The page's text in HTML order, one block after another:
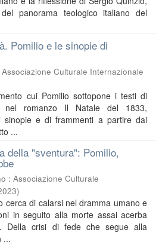
panorama teologico italiano del
Pomilio e le sinopie di
Culturale Internazionale
cui Pomilio sottopone i testi di
nel romanzo Il Natale del 1833,
sinopie e di frammenti a partire dai
...
della "sventura": Pomilio,
: Associazione Culturale
)
cerca di calarsi nel dramma umano e
in seguito alla morte assai acerba
Della crisi di fede che segue alla
...